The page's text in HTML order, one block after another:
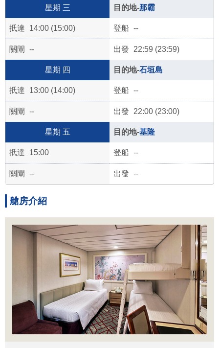
三 那霸
14:00 (15:00) --
-- 22:59 (23:59)
四 石垣島
13:00 (14:00) --
-- 22:00 (23:00)
五 基隆
15:00 --
-- --
艙房介紹